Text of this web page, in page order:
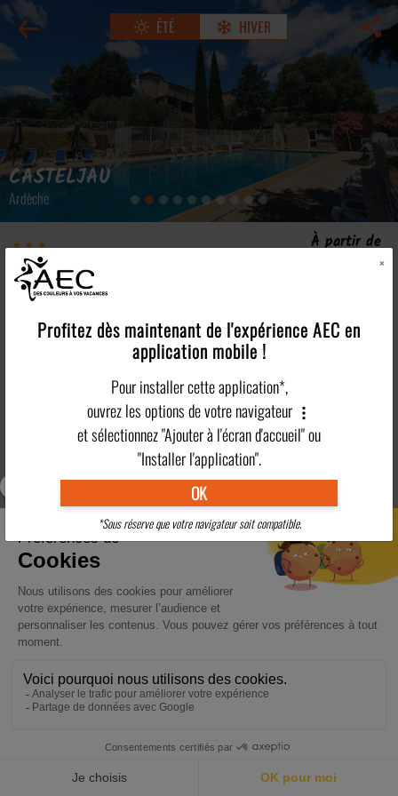
ÉTÉ HIVER
CASTELJAU
Ardèche
Lou Castel
À partir de
/pers
Résidence partenaire
Les points forts
partenaire Hébergement Restauration
Clubs Enfants Tarifs Pratique Région
En savoir plus
RÉSERVER
DESTINATIONS POINTS FORTS
×
Profitez dès maintenant de l'expérience AEC en
application mobile !
Pour installer cette application*,
ouvrez les options de votre navigateur
et sélectionnez "Ajouter à l'écran d'accueil" ou
"Installer l'application".
OK
*Sous réserve que votre navigateur soit compatible.